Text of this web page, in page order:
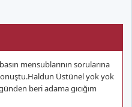
mensublarının sorularına
Üstünel yok yok
beri adama gıcığım